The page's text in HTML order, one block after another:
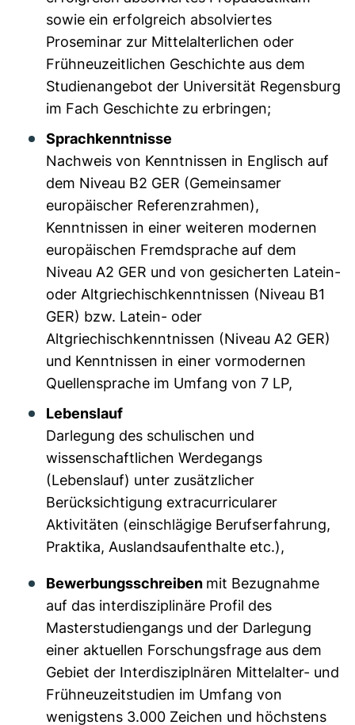
sowie ein erfolgreich absolviertes
Proseminar zur Mittelalterlichen oder
Frühneuzeitlichen Geschichte aus dem
Studienangebot der Universität Regensburg
im Fach Geschichte zu erbringen;
Sprachkenntnisse
Nachweis von Kenntnissen in Englisch auf
dem Niveau B2 GER (Gemeinsamer
europäischer Referenzrahmen),
Kenntnissen in einer weiteren modernen
europäischen Fremdsprache auf dem
Niveau A2 GER und von gesicherten Latein-
oder Altgriechischkenntnissen (Niveau B1
GER) bzw. Latein- oder
Altgriechischkenntnissen (Niveau A2 GER)
und Kenntnissen in einer vormodernen
Quellensprache im Umfang von 7 LP,
Lebenslauf
Darlegung des schulischen und
wissenschaftlichen Werdegangs
(Lebenslauf) unter zusätzlicher
Berücksichtigung extracurricularer
Aktivitäten (einschlägige Berufserfahrung,
Praktika, Auslandsaufenthalte etc.),
Bewerbungsschreiben mit Bezugnahme
auf das interdisziplinäre Profil des
Masterstudiengangs und der Darlegung
einer aktuellen Forschungsfrage aus dem
Gebiet der Interdisziplnären Mittelalter- und
Frühneuzeitstudien im Umfang von
wenigstens 3.000 Zeichen und höchstens